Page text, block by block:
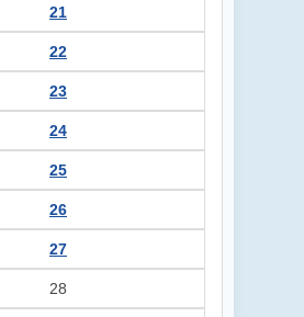
21
22
23
24
25
26
27
28